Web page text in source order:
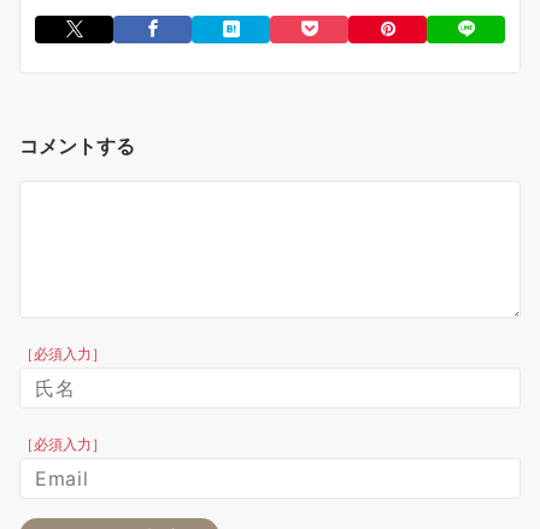
コメントする
［必須入力］
［必須入力］